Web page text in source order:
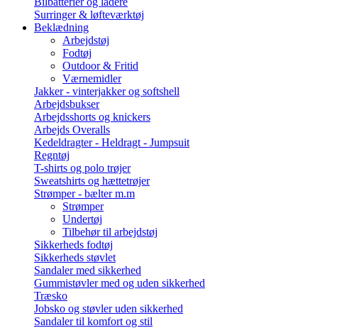
Surringer & løfteværktøj
Beklædning
Arbejdstøj
Fodtøj
Outdoor & Fritid
Værnemidler
Jakker - vinterjakker og softshell
Arbejdsbukser
Arbejdsshorts og knickers
Arbejds Overalls
Kedeldragter - Heldragt - Jumpsuit
Regntøj
T-shirts og polo trøjer
Sweatshirts og hættetrøjer
Strømper - bælter m.m
Strømper
Undertøj
Tilbehør til arbejdstøj
Sikkerheds fodtøj
Sikkerheds støvlet
Sandaler med sikkerhed
Gummistøvler med og uden sikkerhed
Træsko
Jobsko og støvler uden sikkerhed
Sandaler til komfort og stil